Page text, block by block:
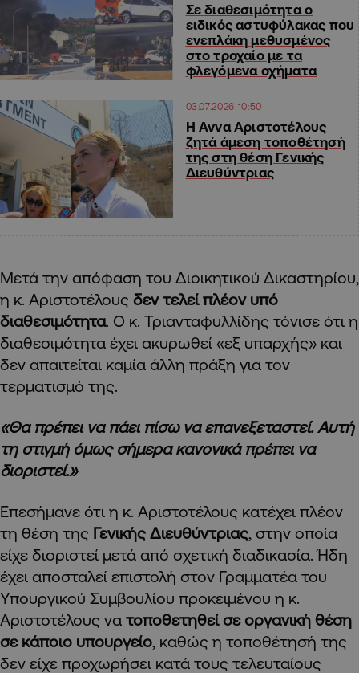
Σε διαθεσιμότητα ο
ειδικός αστυφύλακας που
ενεπλάκη μεθυσμένος
στο τροχαίο με τα
φλεγόμενα οχήματα
03.07.2026 10:50
Η Αννα Αριστοτέλους
ζητά άμεση τοποθέτησή
της στη θέση Γενικής
Διευθύντριας
Μετά την απόφαση του Διοικητικού Δικαστηρίου,
η κ. Αριστοτέλους δεν τελεί πλέον υπό
διαθεσιμότητα. Ο κ. Τριανταφυλλίδης τόνισε ότι η
διαθεσιμότητα έχει ακυρωθεί «εξ υπαρχής» και
δεν απαιτείται καμία άλλη πράξη για τον
τερματισμό της.
«Θα πρέπει να πάει πίσω να επανεξεταστεί. Αυτή
τη στιγμή όμως σήμερα κανονικά πρέπει να
διοριστεί.»
Επεσήμανε ότι η κ. Αριστοτέλους κατέχει πλέον
τη θέση της Γενικής Διευθύντριας, στην οποία
είχε διοριστεί μετά από σχετική διαδικασία. Ήδη
έχει αποσταλεί επιστολή στον Γραμματέα του
Υπουργικού Συμβουλίου προκειμένου η κ.
Αριστοτέλους να τοποθετηθεί σε οργανική θέση
σε κάποιο υπουργείο, καθώς η τοποθέτησή της
δεν είχε προχωρήσει κατά τους τελευταίους